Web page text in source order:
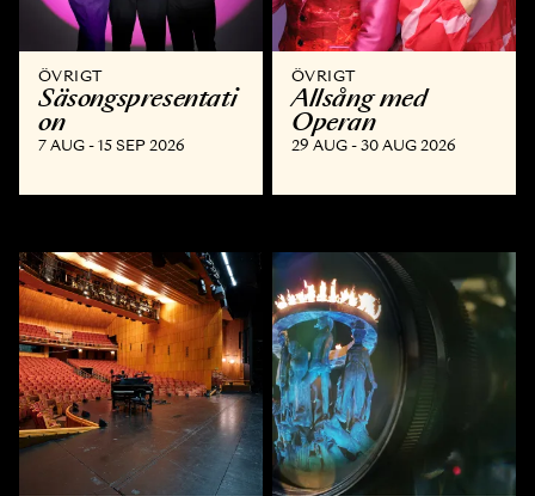
ÖVRIGT
Säsongspresentati
on
7 AUG - 15 SEP 2026
ÖVRIGT
Allsång med
Operan
29 AUG - 30 AUG 2026